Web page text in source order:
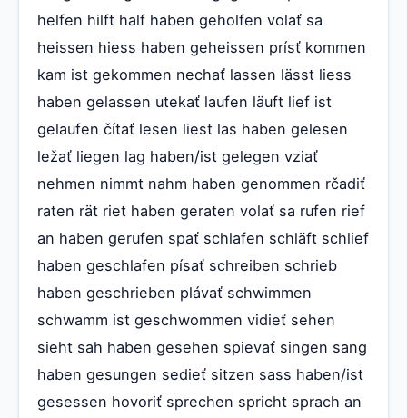
helfen hilft half haben geholfen volať sa
heissen hiess haben geheissen prísť kommen
kam ist gekommen nechať lassen lässt liess
haben gelassen utekať laufen läuft lief ist
gelaufen čítať lesen liest las haben gelesen
ležať liegen lag haben/ist gelegen vziať
nehmen nimmt nahm haben genommen rčadiť
raten rät riet haben geraten volať sa rufen rief
an haben gerufen spať schlafen schläft schlief
haben geschlafen písať schreiben schrieb
haben geschrieben plávať schwimmen
schwamm ist geschwommen vidieť sehen
sieht sah haben gesehen spievať singen sang
haben gesungen sedieť sitzen sass haben/ist
gesessen hovoriť sprechen spricht sprach an